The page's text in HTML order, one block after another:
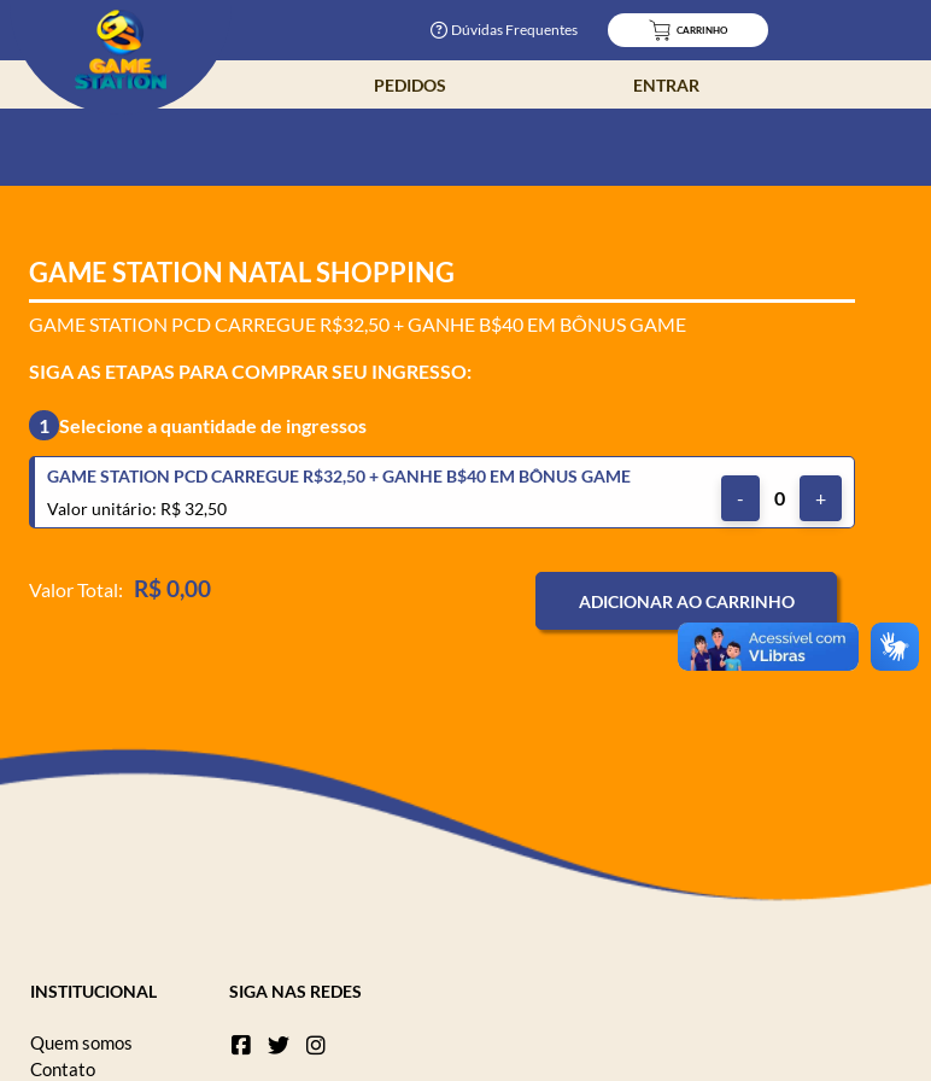
Dúvidas Frequentes CARRINHO
PEDIDOS ENTRAR
GAME STATION NATAL SHOPPING
GAME STATION PCD CARREGUE R$32,50 + GANHE B$40 EM BÔNUS GAME
SIGA AS ETAPAS PARA COMPRAR SEU INGRESSO:
1 Selecione a quantidade de ingressos
GAME STATION PCD CARREGUE R$32,50 + GANHE B$40 EM BÔNUS GAME
Valor unitário: R$ 32,50
- 0 +
Valor Total: R$ 0,00 ADICIONAR AO CARRINHO
INSTITUCIONAL
Quem somos
Contato
SIGA NAS REDES